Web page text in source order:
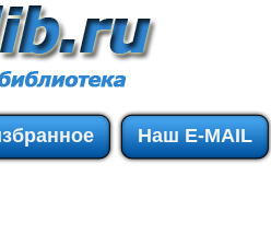
Наш E-MAIL